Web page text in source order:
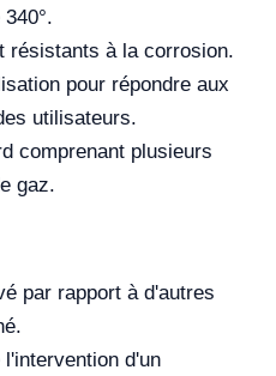
résistants à la corrosion.
pour répondre aux
utilisateurs.
comprenant plusieurs
gaz.
par rapport à d'autres
d'un